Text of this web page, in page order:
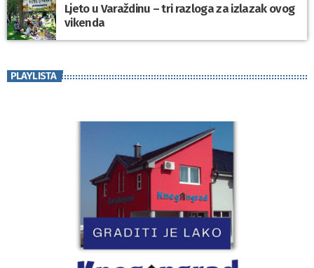
Ljeto u Varaždinu – tri razloga za izlazak ovog
vikenda
PLAYLISTA